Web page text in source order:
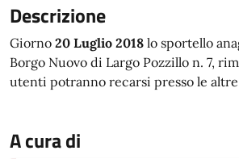
Descrizione
Giorno 20 Luglio 2018 lo sportello
Borgo Nuovo di Largo Pozzillo n. 7,
utenti potranno recarsi presso le altre
A cura di